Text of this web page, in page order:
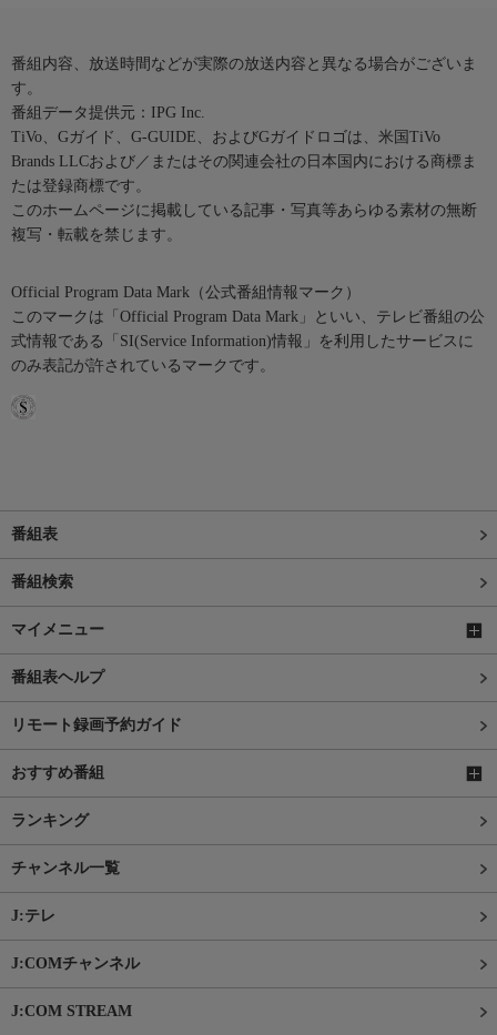
番組内容、放送時間などが実際の放送内容と異なる場合がございま
す。
番組データ提供元：IPG Inc.
TiVo、Gガイド、G-GUIDE、およびGガイドロゴは、米国TiVo
Brands LLCおよび／またはその関連会社の日本国内における商標ま
たは登録商標です。
このホームページに掲載している記事・写真等あらゆる素材の無断
複写・転載を禁じます。
Official Program Data Mark（公式番組情報マーク）
このマークは「Official Program Data Mark」といい、テレビ番組の公
式情報である「SI(Service Information)情報」を利用したサービスに
のみ表記が許されているマークです。
番組表
番組検索
マイメニュー
番組表ヘルプ
リモート録画予約ガイド
おすすめ番組
ランキング
チャンネル一覧
J:テレ
J:COMチャンネル
J:COM STREAM